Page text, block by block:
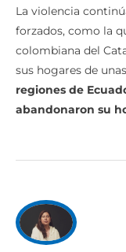
La violencia
forzados, como la
colombiana del
sus hogares de
regiones de
abandonaron su